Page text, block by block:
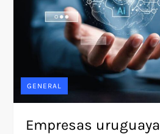
GENERAL
Empresas